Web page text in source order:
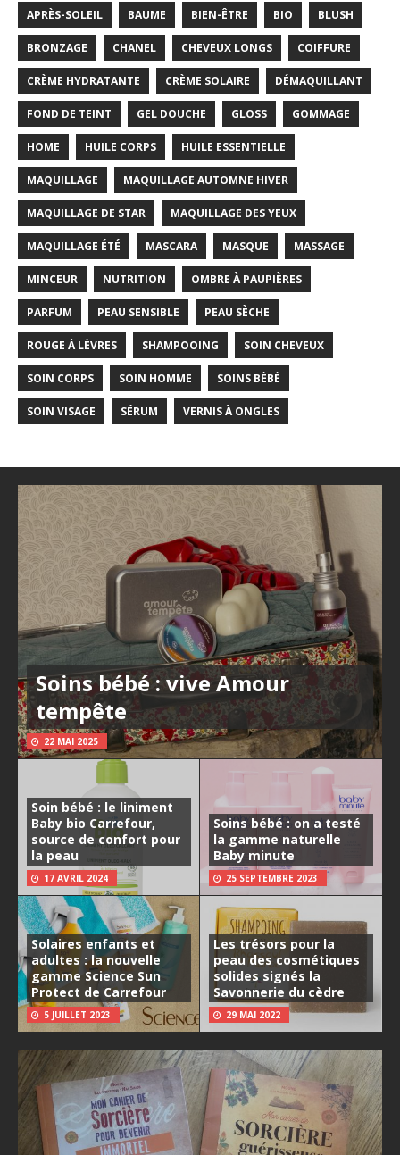
APRÈS-SOLEIL BAUME BIEN-ÊTRE BIO BLUSH
BRONZAGE CHANEL CHEVEUX LONGS COIFFURE
CRÈME HYDRATANTE CRÈME SOLAIRE DÉMAQUILLANT
FOND DE TEINT GEL DOUCHE GLOSS GOMMAGE
HOME HUILE CORPS HUILE ESSENTIELLE
MAQUILLAGE MAQUILLAGE AUTOMNE HIVER
MAQUILLAGE DE STAR MAQUILLAGE DES YEUX
MAQUILLAGE ÉTÉ MASCARA MASQUE MASSAGE
MINCEUR NUTRITION OMBRE À PAUPIÈRES
PARFUM PEAU SENSIBLE PEAU SÈCHE
ROUGE À LÈVRES SHAMPOOING SOIN CHEVEUX
SOIN CORPS SOIN HOMME SOINS BÉBÉ
SOIN VISAGE SÉRUM VERNIS À ONGLES
Soins bébé : vive Amour
tempête
22 MAI 2025
Soin bébé : le liniment
Baby bio Carrefour,
source de confort pour
la peau
17 AVRIL 2024
Soins bébé : on a testé
la gamme naturelle
Baby minute
25 SEPTEMBRE 2023
Solaires enfants et
adultes : la nouvelle
gamme Science Sun
Protect de Carrefour
5 JUILLET 2023
Les trésors pour la
peau des cosmétiques
solides signés la
Savonnerie du cèdre
29 MAI 2022